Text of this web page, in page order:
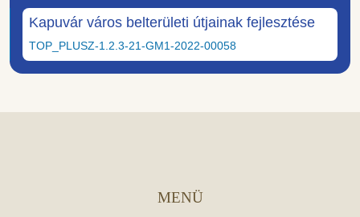
Kapuvár város belterületi útjainak fejlesztése
TOP_PLUSZ-1.2.3-21-GM1-2022-00058
MENÜ